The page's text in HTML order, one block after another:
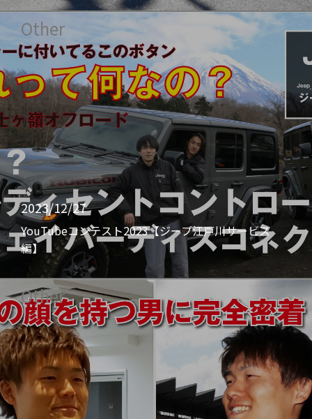
Other
2023/12/27
YouTubeコンテスト2023【ジープ江戸川サービス
編】
Other